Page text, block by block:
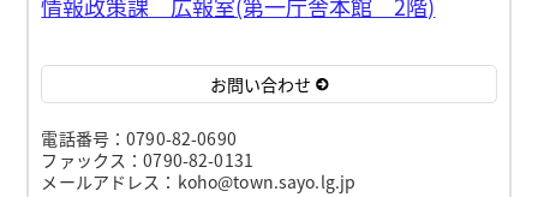
お問い合わせ
電話番号：0790-82-0690
ファックス：0790-82-0131
メールアドレス：koho@town.sayo.lg.jp